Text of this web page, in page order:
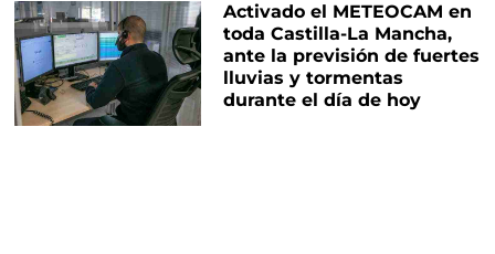
Activado el METEOCAM en
toda Castilla-La Mancha,
ante la previsión de fuertes
lluvias y tormentas
durante el día de hoy